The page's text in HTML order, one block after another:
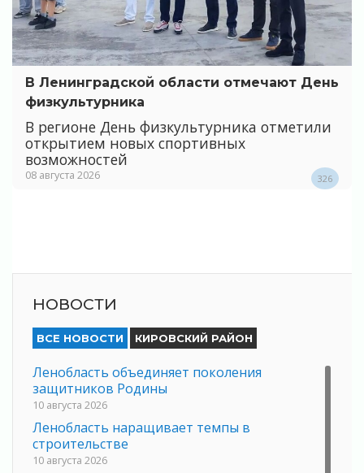
В Ленинградской области отмечают День
физкультурника
В регионе День физкультурника отметили
открытием новых спортивных
возможностей
08 августа 2026 326
НОВОСТИ
ВСЕ НОВОСТИ КИРОВСКИЙ РАЙОН
Ленобласть объединяет поколения
защитников Родины
10 августа 2026
Ленобласть наращивает темпы в
строительстве
10 августа 2026